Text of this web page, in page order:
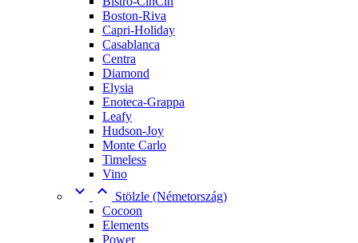
Boston-Riva
Capri-Holiday
Casablanca
Centra
Diamond
Elysia
Enoteca-Grappa
Leafy
Hudson-Joy
Monte Carlo
Timeless
Vino
 
Stölzle (Németország)
Cocoon
Elements
Power